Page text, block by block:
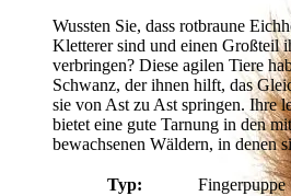
Wussten Sie, dass rotbraune
Kletterer sind und einen Großteil
verbringen? Diese agilen Tiere
Schwanz, der ihnen hilft, das
sie von Ast zu Ast springen. Ihre
bietet eine gute Tarnung in den
bewachsenen Wäldern, in denen
Typ:
Fingerpuppe